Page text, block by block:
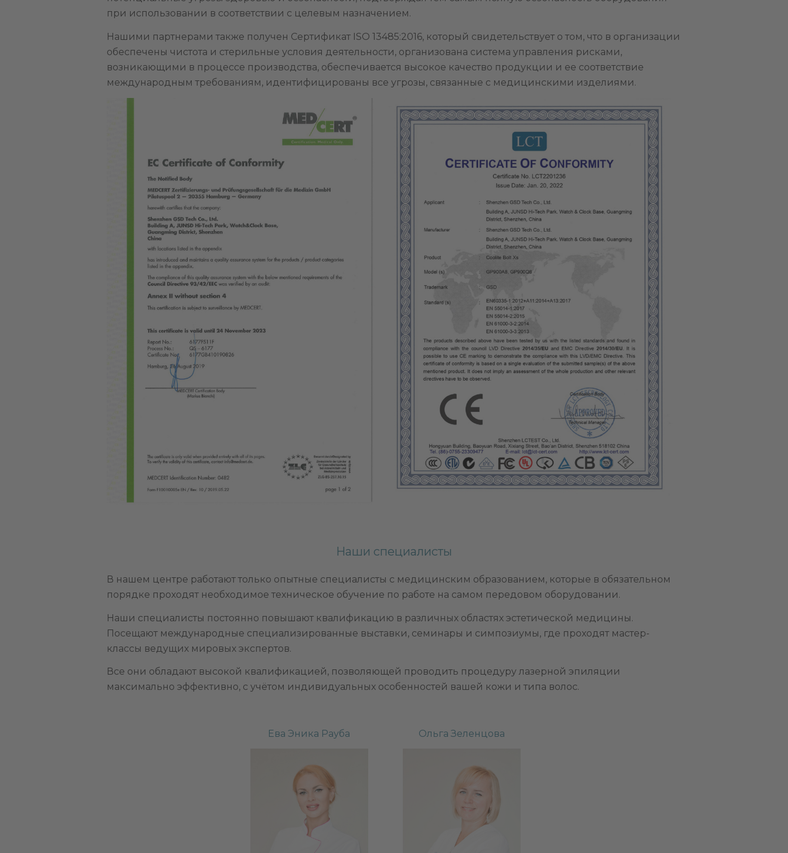
при использовании в соответствии с целевым назначением.
Нашими партнерами также получен Сертификат ISO 13485:2016, который свидетельствует о том, что в организации
обеспечены чистота и стерильные условия деятельности, организована система управления рисками,
возникающими в процессе производства, обеспечивается высокое качество продукции и ее соответствие
международным требованиям, идентифицированы все угрозы, связанные с медицинскими изделиями.
Наши специалисты
В нашем центре работают только опытные специалисты с медицинским образованием, которые в обязательном
порядке проходят необходимое техническое обучение по работе на самом передовом оборудовании.
Наши специалисты постоянно повышают квалификацию в различных областях эстетической медицины.
Посещают международные специализированные выставки, семинары и симпозиумы, где проходят мастер-
классы ведущих мировых экспертов.
Все они обладают высокой квалификацией, позволяющей проводить процедуру лазерной эпиляции
максимально эффективно, с учётом индивидуальных особенностей вашей кожи и типа волос.
Ева Эника Рауба Ольга Зеленцова